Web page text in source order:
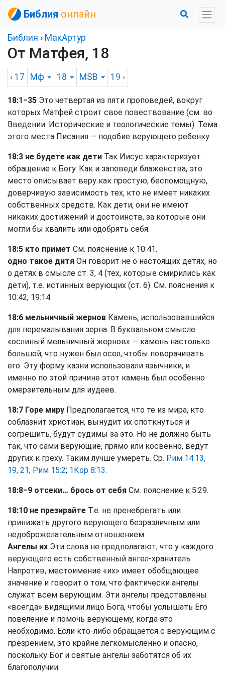
Библия онлайн
Библия › МакАртур
От Матфея, 18
‹ 17 Мф 18 MSB 19 ›
18:1−35 Это четвертая из пяти проповедей, вокруг
которых Матфей строит свое повествование (см. во
Введении: Исторические и теологические темы). Тема
этого места Писания — подобие верующего ребенку.
18:3 не будете как дети Так Иисус характеризует
обращение к Богу. Как и заповеди блаженства, это
место описывает веру как простую, беспомощную,
доверчивую зависимость тех, кто не имеет никаких
собственных средств. Как дети, они не имеют
никаких достижений и достоинств, за которые они
могли бы хвалить или одобрять себя.
18:5 кто примет См. пояснение к 10:41.
одно такое дитя Он говорит не о настоящих детях, но
о детях в смысле ст. 3, 4 (тех, которые смирились как
дети), т.е. истинных верующих (ст. 6). См. пояснения к
10:42; 19:14.
18:6 мельничный жернов Камень, использовавшийся
для перемалывания зерна. В буквальном смысле
«ослиный мельничный жернов» — камень настолько
большой, что нужен был осел, чтобы поворачивать
его. Эту форму казни использовали язычники, и
именно по этой причине этот камень был особенно
омерзительным для иудеев.
18:7 Горе миру Предполагается, что те из мира, кто
соблазнит христиан, вынудит их споткнуться и
согрешить, будут судимы за это. Но не должно быть
так, что сами верующие, прямо или косвенно, ведут
других к греху. Таким лучше умереть. Ср. Рим 14:13,
19, 21; Рим 15:2; 1Кор 8:13.
18:8−9 отсеки… брось от себя См. пояснение к 5:29.
18:10 не презирайте Т.е. не пренебрегать или
принижать другого верующего безразличным или
недоброжелательным отношением.
Ангелы их Эти слова не предполагают, что у каждого
верующего есть собственный ангел-хранитель.
Напротив, местоимение «их» имеет обобщающее
значение и говорит о том, что фактически ангелы
служат всем верующим. Эти ангелы представлены
«всегда» видящими лицо Бога, чтобы услышать Его
повеление и помочь верующему, когда это
необходимо. Если кто-либо обращается с верующим с
презрением, это крайне легкомысленно и опасно,
поскольку Бог и святые ангелы заботятся об их
благополучии.